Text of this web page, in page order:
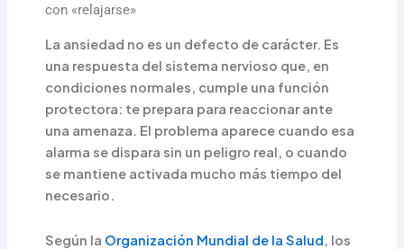
con «relajarse»
La ansiedad no es un defecto de carácter. Es
una respuesta del sistema nervioso que, en
condiciones normales, cumple una función
protectora: te prepara para reaccionar ante
una amenaza. El problema aparece cuando esa
alarma se dispara sin un peligro real, o cuando
se mantiene activada mucho más tiempo del
necesario.
Según la Organización Mundial de la Salud , los